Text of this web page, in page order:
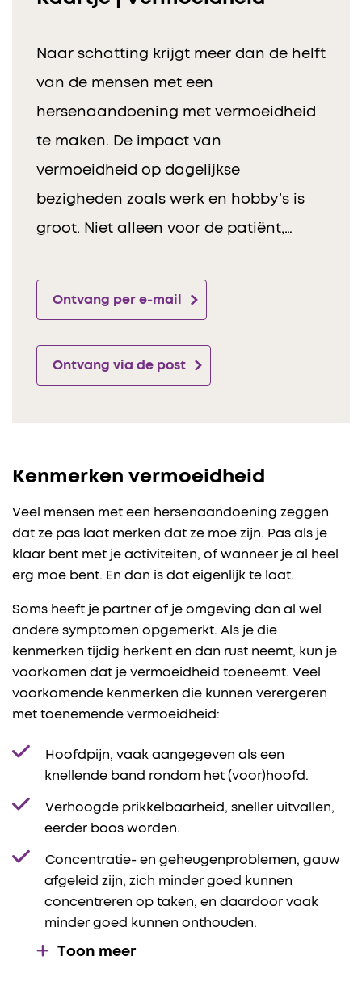
Naar schatting krijgt meer dan de helft
van de mensen met een
hersenaandoening met vermoeidheid
te maken. De impact van
vermoeidheid op dagelijkse
bezigheden zoals werk en hobby’s is
groot. Niet alleen voor de patiënt,…
Ontvang per e-mail
Ontvang via de post
Kenmerken vermoeidheid
Veel mensen met een hersenaandoening zeggen
dat ze pas laat merken dat ze moe zijn. Pas als je
klaar bent met je activiteiten, of wanneer je al heel
erg moe bent. En dan is dat eigenlijk te laat.
Soms heeft je partner of je omgeving dan al wel
andere symptomen opgemerkt. Als je die
kenmerken tijdig herkent en dan rust neemt, kun je
voorkomen dat je vermoeidheid toeneemt. Veel
voorkomende kenmerken die kunnen verergeren
met toenemende vermoeidheid:
Hoofdpijn, vaak aangegeven als een
knellende band rondom het (voor)hoofd.
Verhoogde prikkelbaarheid, sneller uitvallen,
eerder boos worden.
Concentratie- en geheugenproblemen, gauw
afgeleid zijn, zich minder goed kunnen
concentreren op taken, en daardoor vaak
minder goed kunnen onthouden.
Toon meer